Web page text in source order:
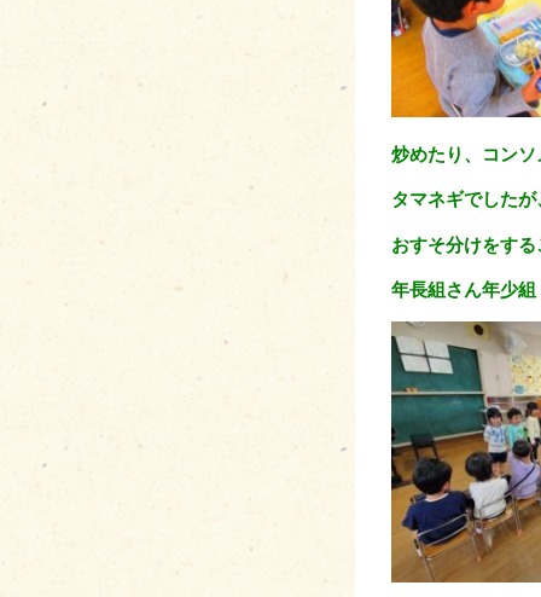
炒めたり、コン
タマネギでしたが
おすそ分けをす
年長組さん年少